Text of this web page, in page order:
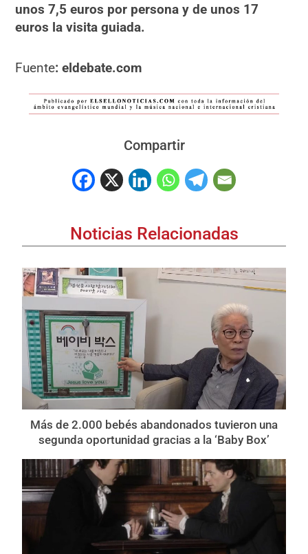
unos 7,5 euros por persona y de unos 17
euros la visita guiada.
Fuente: eldebate.com
Compartir
Noticias Relacionadas
Más de 2.000 bebés abandonados tuvieron una
segunda oportunidad gracias a la ‘Baby Box’